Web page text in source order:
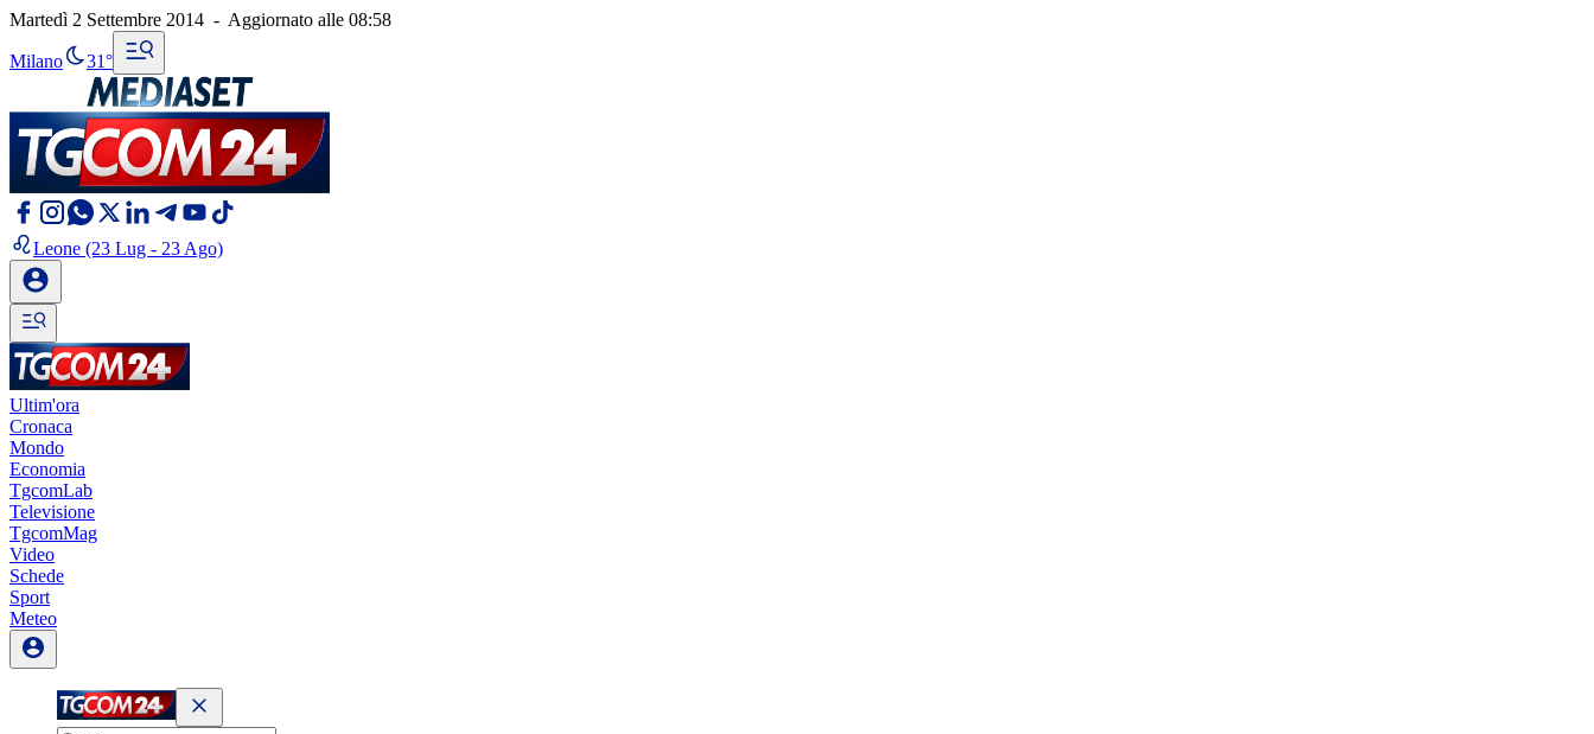
Martedì 2 Settembre 2014 - Aggiornato alle 08:58
Milano 31°
Leone (23 Lug - 23 Ago)
Ultim'ora
Cronaca
Mondo
Economia
TgcomLab
Televisione
TgcomMag
Video
Schede
Sport
Meteo